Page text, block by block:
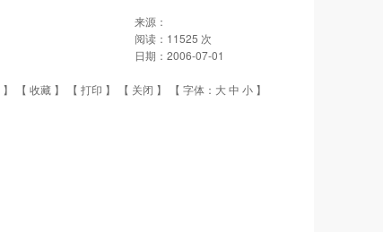
来源：
阅读： 11525 次
日期： 2006-07-01
】 【 收藏 】 【 打印 】 【 关闭 】 【 字体： 大中 小 】